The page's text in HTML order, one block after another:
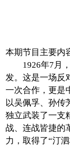
本期节目主要内
1926年7月
发。这是一场反
一次合作，更是
以吴佩孚、孙传
独立武装了一支
战、连战皆捷的
力，取得了“汀